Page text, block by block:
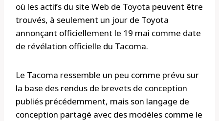
où les actifs du site Web de Toyota peuvent être
trouvés, à seulement un jour de Toyota
annonçant officiellement le 19 mai comme date
de révélation officielle du Tacoma.
Le Tacoma ressemble un peu comme prévu sur
la base des rendus de brevets de conception
publiés précédemment, mais son langage de
conception partagé avec des modèles comme le